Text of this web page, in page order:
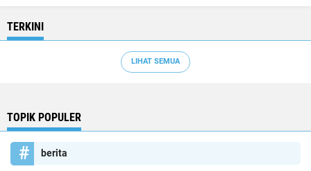
TERKINI
LIHAT SEMUA
TOPIK POPULER
berita